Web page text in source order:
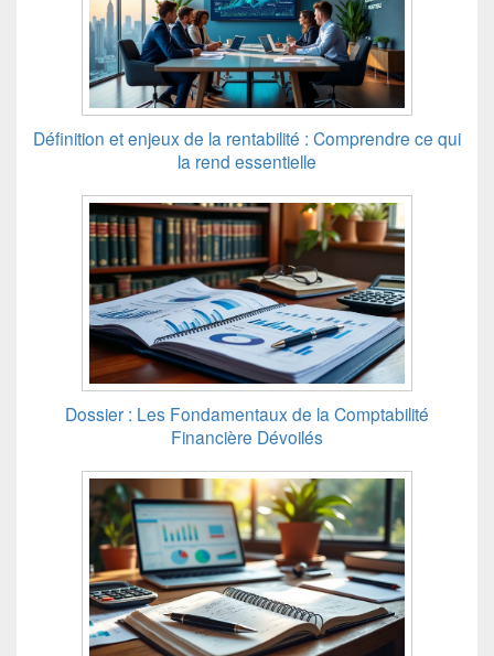
Définition et enjeux de la rentabilité : Comprendre ce qui
la rend essentielle
Dossier : Les Fondamentaux de la Comptabilité
Financière Dévoilés